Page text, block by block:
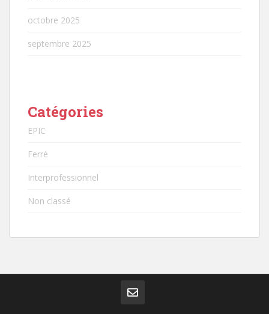
octobre 2025
septembre 2025
Catégories
EPIC
Ferré
Interprofessionnel
Non classé